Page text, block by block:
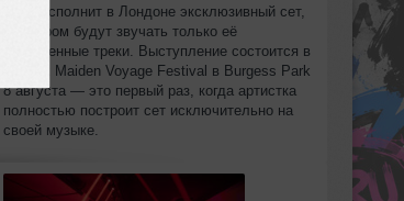
HAAi исполнит в Лондоне эксклюзивный сет,
в котором будут звучать только её
собственные треки. Выступление состоится в
рамках Maiden Voyage Festival в Burgess Park
8 августа — это первый раз, когда артистка
полностью построит сет исключительно на
своей музыке.